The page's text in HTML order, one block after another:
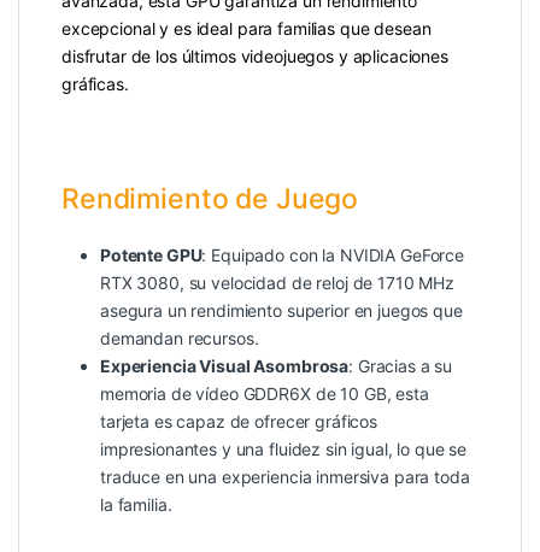
excepcional y es ideal para familias que desean
disfrutar de los últimos videojuegos y aplicaciones
gráficas.
Rendimiento de Juego
Potente GPU: Equipado con la NVIDIA GeForce
RTX 3080, su velocidad de reloj de 1710 MHz
asegura un rendimiento superior en juegos que
demandan recursos.
Experiencia Visual Asombrosa: Gracias a su
memoria de vídeo GDDR6X de 10 GB, esta
tarjeta es capaz de ofrecer gráficos
impresionantes y una fluidez sin igual, lo que se
traduce en una experiencia inmersiva para toda
la familia.